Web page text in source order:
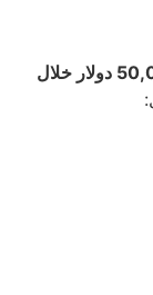
جمع 50,000 دولار خلال